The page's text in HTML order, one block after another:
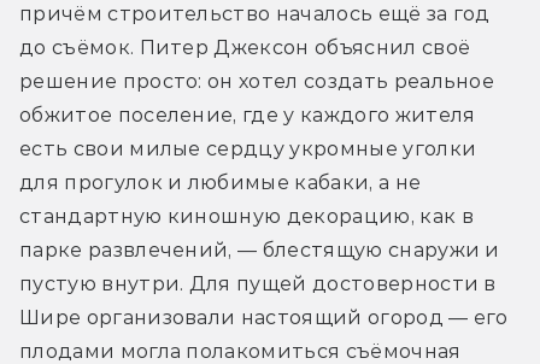
причём строительство началось ещё за год
до съёмок. Питер Джексон объяснил своё
решение просто: он хотел создать реальное
обжитое поселение, где у каждого жителя
есть свои милые сердцу укромные уголки
для прогулок и любимые кабаки, а не
стандартную киношную декорацию, как в
парке развлечений, — блестящую снаружи и
пустую внутри. Для пущей достоверности в
Шире организовали настоящий огород — его
плодами могла полакомиться съёмочная